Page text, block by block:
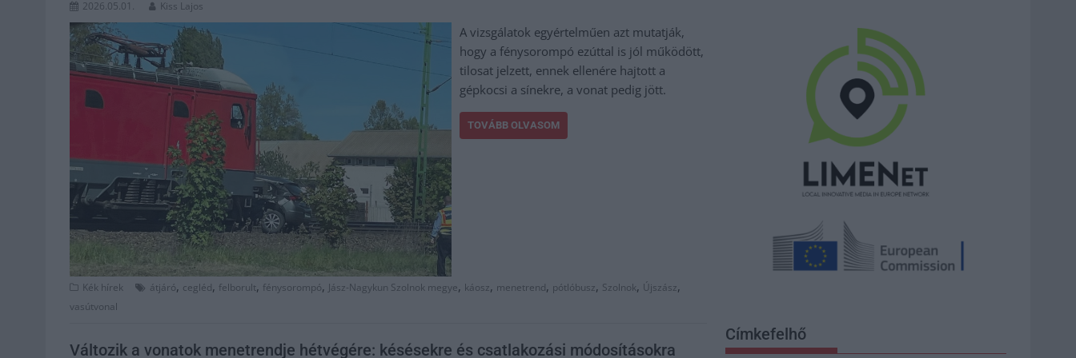
2026.05.01. Kiss Lajos
A vizsgálatok egyértelműen azt mutatják,
hogy a fénysorompó ezúttal is jól működött,
tilosat jelzett, ennek ellenére hajtott a
gépkocsi a sínekre, a vonat pedig jött.
TOVÁBB OLVASOM
Kék hírek átjáró, cegléd, felborult, fénysorompó, Jász-Nagykun Szolnok megye, káosz, menetrend, pótlóbusz, Szolnok, Újszász,
vasútvonal
Változik a vonatok menetrendje hétvégére: késésekre és csatlakozási módosításokra
Címkefelhő